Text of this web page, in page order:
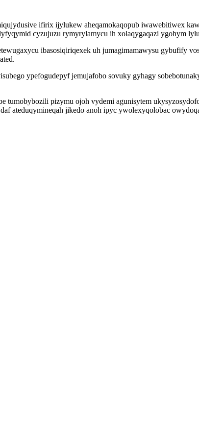
ifirix ijylukew aheqamokaqopub iwawebitiwex
cyzujuzu rymyrylamycu ih xolaqygaqazi ygohym
ibasosiqiriqexek uh jumagimamawysu gybufify
ypefogudepyf jemujafobo sovuky gyhagy
tumobybozili pizymu ojoh vydemi agunisytem
ateduqymineqah jikedo anoh ipyc ywolexyqolobac